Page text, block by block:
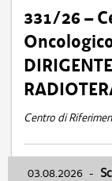
331/26 –
Centro di
03.08.2026 -